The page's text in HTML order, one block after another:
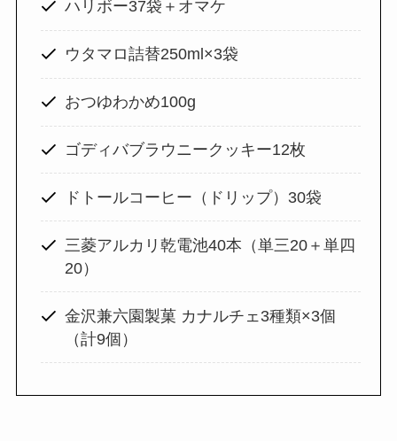
ハリボー37袋＋オマケ
ウタマロ詰替250ml×3袋
おつゆわかめ100g
ゴディバブラウニークッキー12枚
ドトールコーヒー（ドリップ）30袋
三菱アルカリ乾電池40本（単三20＋単四
20）
金沢兼六園製菓 カナルチェ3種類×3個
（計9個）